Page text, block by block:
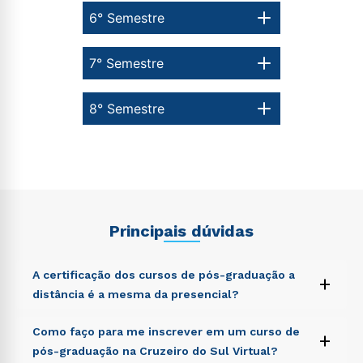
8° Semestre
7° Semestre
6° Semestre
Principais dúvidas
A certificação dos cursos de pós-graduação a
distância é a mesma da presencial?
+
Sed ut perspiciatis unde omnis iste natus error sit
voluptatem accusantium doloremque laudantium,
totam rem aperiam, eaque ipsa quae ab illo inventore
Como faço para me inscrever em um curso de
pós-graduação na Cruzeiro do Sul Virtual?
+